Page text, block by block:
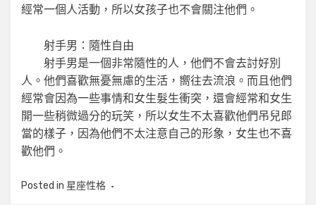
經常一個人活動，所以女孩子也不會關注他們。
射手男：隨性自由
射手男是一個非常隨性的人，他們不會去討好別
人。他們喜歡無憂無慮的生活，嚮往去流浪。而且他們
經常會因為一些事情和女生髮生衝突，還會經常和女生
開一些稍微過分的玩笑，所以女生不太喜歡他們吊兒郎
當的樣子，因為他們不太注意自己的形象，女生也不喜
歡他們。
Posted in 星座性格